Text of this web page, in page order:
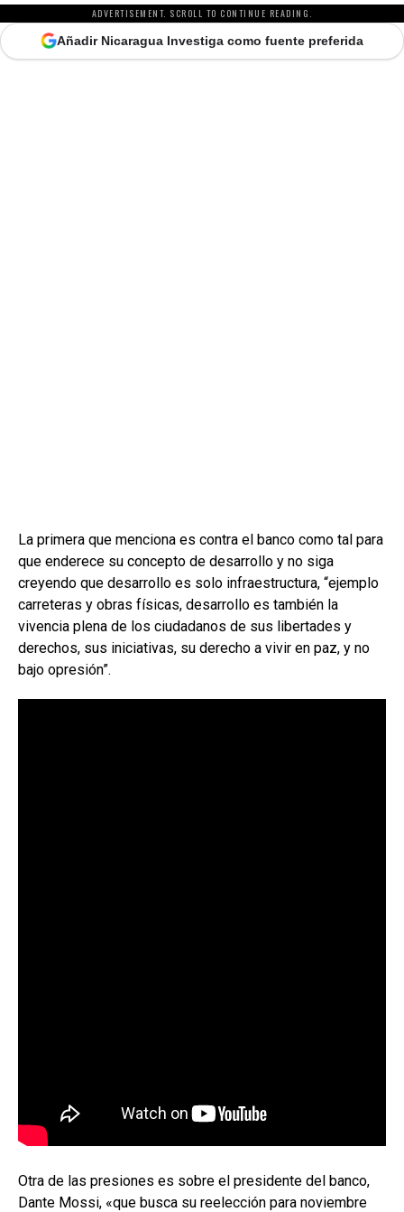
ADVERTISEMENT. SCROLL TO CONTINUE READING.
Añadir Nicaragua Investiga como fuente preferida
La primera que menciona es contra el banco como tal para
que enderece su concepto de desarrollo y no siga
creyendo que desarrollo es solo infraestructura, “ejemplo
carreteras y obras físicas, desarrollo es también la
vivencia plena de los ciudadanos de sus libertades y
derechos, sus iniciativas, su derecho a vivir en paz, y no
bajo opresión”.
Otra de las presiones es sobre el presidente del banco,
Dante Mossi, «que busca su reelección para noviembre